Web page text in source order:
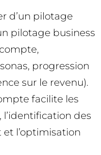
d’un pilotage
pilotage business
progression
sur le revenu).
facilite les
des
l’optimisation